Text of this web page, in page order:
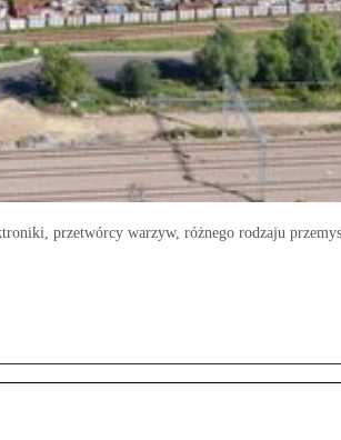
przetwórcy warzyw, różnego rodzaju